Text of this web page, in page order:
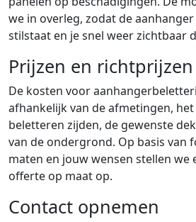
we in overleg, zodat de
stilstaat en je snel weer zichtbaar
Prijzen en richtprijzen
De kosten voor
afhankelijk van de afmetingen,
beletteren zijden, de gewenste
van de ondergrond. Op basis van
maten en jouw wensen stellen we
offerte op maat op.
Contact opnemen